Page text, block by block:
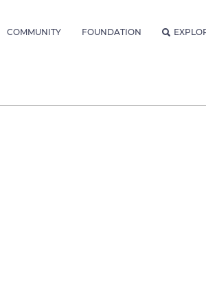
COMMUNITY FOUNDATION